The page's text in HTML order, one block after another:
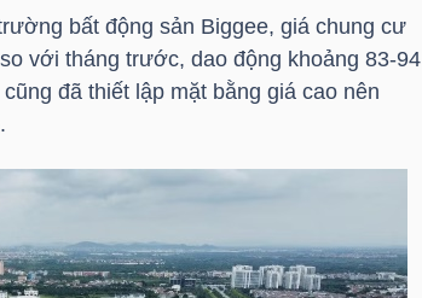
bất động sản Biggee, giá chung cư
với tháng trước, dao động khoảng 83-94
đã thiết lập mặt bằng giá cao nên